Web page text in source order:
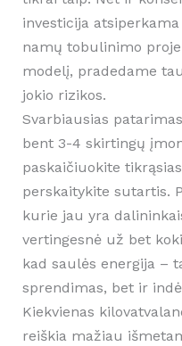
investicija
namų tobulinimo
modelį, pradedame
jokio rizikos.
Svarbiausias
bent 3-4 skirtingų
paskaičiuokite
perskaitykite sutartis.
kurie jau yra
vertingesnė už bet
kad saulės energija –
sprendimas, bet ir
Kiekvienas
reiškia mažiau